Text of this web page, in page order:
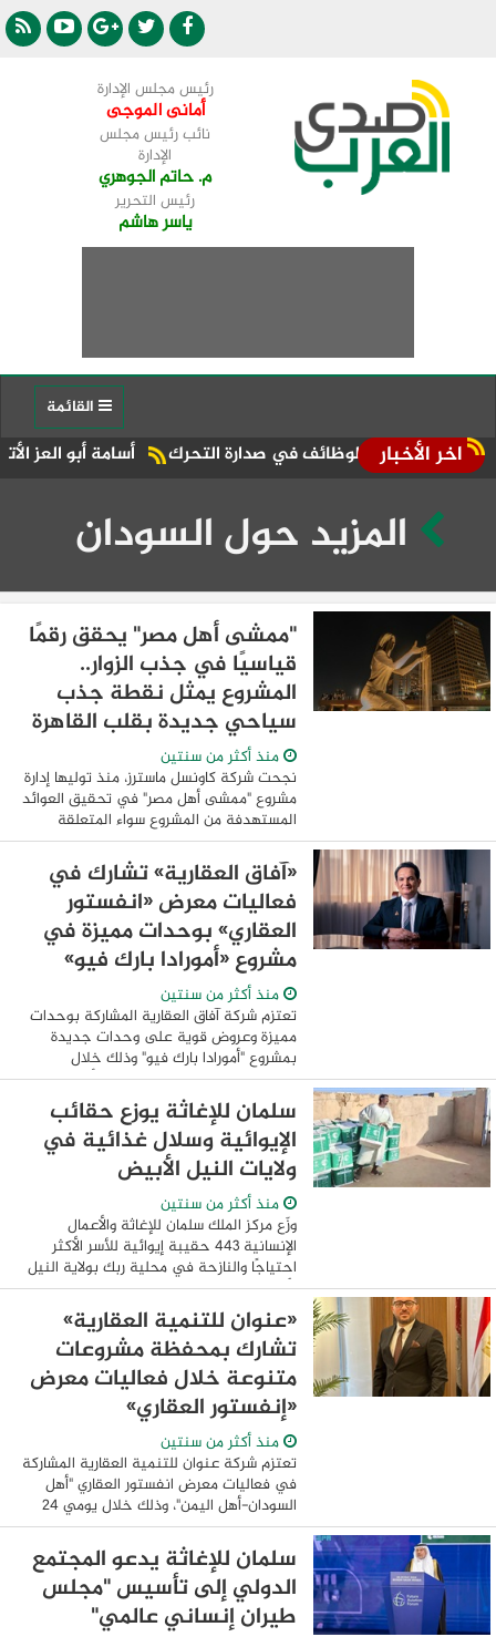
رئيس مجلس الإدارة
أمانى الموجى
نائب رئيس مجلس
الإدارة
م. حاتم الجوهري
رئيس التحرير
ياسر هاشم
اخر الأخبار أسامة أبو العز الأتربي: 7 سنوات من النجاح لـ«أمورادا».. ونواصل تنفيذ رؤيتنا لتعزيز مكانة آفاق بالسوق العقارية والوظائف في صدارة التحرك
المزيد حول السودان
"ممشى أهل مصر" يحقق رقمًا
قياسيًا في جذب الزوار..
المشروع يمثل نقطة جذب
سياحي جديدة بقلب القاهرة
منذ أكثر من سنتين
نجحت شركة كاونسل ماسترز، منذ توليها إدارة
مشروع "ممشى أهل مصر" في تحقيق العوائد
المستهدفة من المشروع سواء المتعلقة
بجعله منصة لاستضافة الفعاليات الثقافية
والفنية أو وجهة سياحية لجذب السياح من ...
«آفاق العقارية» تشارك في
فعاليات معرض «انفستور
العقاري» بوحدات مميزة في
مشروع «أمورادا بارك فيو»
منذ أكثر من سنتين
تعتزم شركة آفاق العقارية المشاركة بوحدات
مميزة وعروض قوية على وحدات جديدة
بمشروع "أمورادا بارك فيو" وذلك خلال
فعاليات معرض انفستور العقاري "أهل اليمن-
مايو ...
سلمان للإغاثة يوزع حقائب
الإيوائية وسلال غذائية في
ولايات النيل الأبيض
منذ أكثر من سنتين
وزّع مركز الملك سلمان للإغاثة والأعمال
الإنسانية 443 حقيبة إيوائية للأسر الأكثر
احتياجًا والنازحة في محلية ربك بولاية النيل
الأبيض في جمهورية السودان، استفاد منها
2.548 فردًا، ضمن مشروع تقديم ...
«عنوان للتنمية العقارية»
تشارك بمحفظة مشروعات
متنوعة خلال فعاليات معرض
«إنفستور العقاري»
منذ أكثر من سنتين
تعتزم شركة عنوان للتنمية العقارية المشاركة
في فعاليات معرض انفستور العقاري "أهل
السودان-أهل اليمن"، وذلك خلال يومي 24
و25 مايو الجاري، حيث تشارك عنوان للتطوير
بمحفظة مشروعات متنوعة وعروض ...
سلمان للإغاثة يدعو المجتمع
الدولي إلى تأسيس "مجلس
طيران إنساني عالمي"